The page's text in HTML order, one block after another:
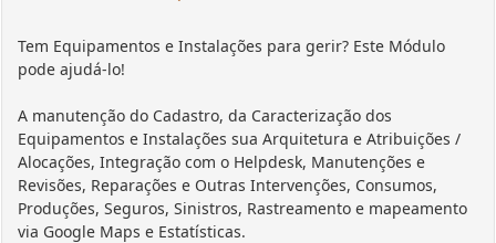
Tem Equipamentos e Instalações para gerir? Este Módulo
pode ajudá-lo!
A manutenção do Cadastro, da Caracterização dos
Equipamentos e Instalações sua Arquitetura e Atribuições /
Alocações, Integração com o Helpdesk, Manutenções e
Revisões, Reparações e Outras Intervenções, Consumos,
Produções, Seguros, Sinistros, Rastreamento e mapeamento
via Google Maps e Estatísticas.